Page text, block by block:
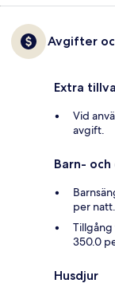
Avgifter
Extra
Vid
avgift.
Barn-
per natt.
350.0
Husdjur